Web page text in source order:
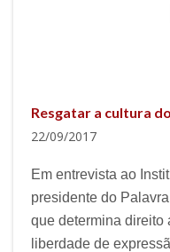
Resgatar a cultura
22/09/2017
Em entrevista ao
presidente do
que determina direito
liberdade de